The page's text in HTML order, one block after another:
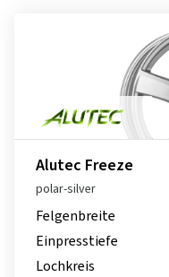
Alutec Freeze
polar-silver
Felgenbreite
Einpresstiefe
Lochkreis